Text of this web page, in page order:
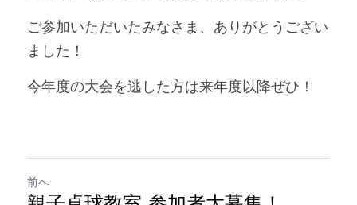
ご参加いただいたみなさま、ありがとうござい
ました！
今年度の大会を逃した方は来年度以降ぜひ！
前へ